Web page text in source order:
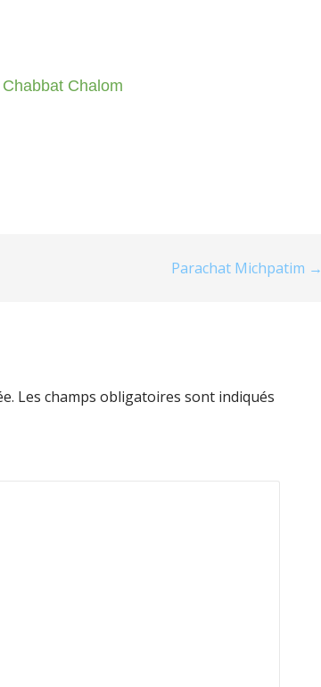
Parachat Michpatim →
Les champs obligatoires sont indiqués